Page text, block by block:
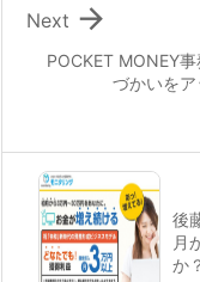
POCKET MONEY
づかいを

Next
後
月
か